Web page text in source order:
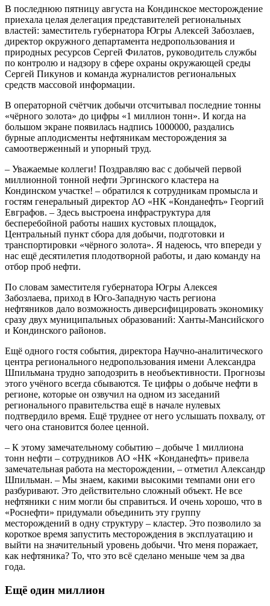
В последнюю пятницу августа на Кондинское месторождение
приехала целая делегация представителей региональных
властей: заместитель губернатора Югры Алексей Забозлаев,
директор окружного департамента недропользования и
природных ресурсов Сергей Филатов, руководитель службы
по контролю и надзору в сфере охраны окружающей среды
Сергей Пикунов и команда журналистов региональных
средств массовой информации.
В операторной счётчик добычи отсчитывал последние тонны
«чёрного золота» до цифры «1 миллион тонн». И когда на
большом экране появилась надпись 1000000, раздались
бурные аплодисменты нефтяникам месторождения за
самоотверженный и упорный труд.
– Уважаемые коллеги! Поздравляю вас с добычей первой
миллионной тонной нефти Эргинского кластера на
Кондинском участке! – обратился к сотрудникам промысла и
гостям генеральный директор АО «НК «Конданефть» Георгий
Евграфов. – Здесь выстроена инфраструктура для
бесперебойной работы наших кустовых площадок,
Центральный пункт сбора для добычи, подготовки и
транспортировки «чёрного золота». Я надеюсь, что впереди у
нас ещё десятилетия плодотворной работы, и даю команду на
отбор проб нефти.
По словам заместителя губернатора Югры Алексея
Забозлаева, приход в Юго-Западную часть региона
нефтяников дало возможность диверсифицировать экономику
сразу двух муниципальных образований: Ханты-Мансийского
и Кондинского районов.
Ещё одного гостя события, директора Научно-аналитического
центра регионального недропользования имени Александра
Шпильмана трудно заподозрить в необъективности. Прогнозы
этого учёного всегда сбываются. Те цифры о добыче нефти в
регионе, которые он озвучил на одном из заседаний
регионального правительства ещё в начале нулевых
подтвердило время. Ещё труднее от него услышать похвалу, от
чего она становится более ценной.
– К этому замечательному событию – добыче 1 миллиона
тонн нефти – сотрудников АО «НК «Конданефть» привела
замечательная работа на месторождении, – отметил Александр
Шпильман. – Мы знаем, какими высокими темпами они его
разбуривают. Это действительно сложный объект. Не все
нефтяники с ним могли бы справиться. И очень хорошо, что в
«Роснефти» придумали объединить эту группу
месторождений в одну структуру – кластер. Это позволило за
короткое время запустить месторождения в эксплуатацию и
выйти на значительный уровень добычи. Что меня поражает,
как нефтяника? То, что это всё сделано меньше чем за два
года.
Ещё один миллион